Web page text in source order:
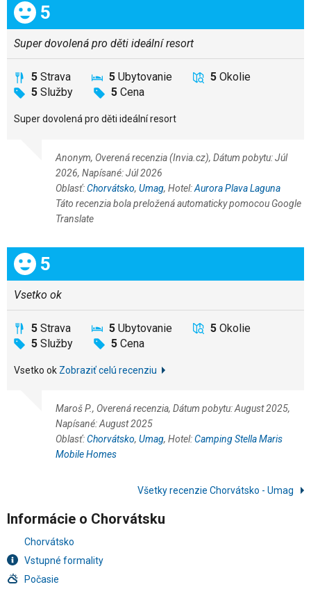
Celkom:
5
Super dovolená pro děti ideální resort
5 Strava 5 Ubytovanie 5 Okolie
5 Služby 5 Cena
Super dovolená pro děti ideální resort
Anonym, Overená recenzia (Invia.cz), Dátum pobytu: Júl
2026, Napísané: Júl 2026
Oblasť:Chorvátsko, Umag, Hotel:Aurora Plava Laguna
Táto recenzia bola preložená automaticky pomocou Google
Translate
Celkom:
5
Vsetko ok
5 Strava 5 Ubytovanie 5 Okolie
5 Služby 5 Cena
Vsetko ok Zobraziť celú recenziu
Maroš P., Overená recenzia, Dátum pobytu: August 2025,
Napísané: August 2025
Oblasť:Chorvátsko, Umag, Hotel:Camping Stella Maris
Mobile Homes
Všetky recenzie Chorvátsko - Umag
Informácie o Chorvátsku
Chorvátsko
Vstupné formality
Počasie